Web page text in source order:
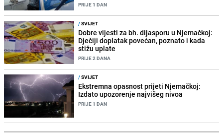
PRIJE 1 DAN
/SVIJET
Dobre vijesti za bh. dijasporu u Njemačkoj:
Dječiji doplatak povećan, poznato i kada
stižu uplate
PRIJE 2 DANA
/SVIJET
Ekstremna opasnost prijeti Njemačkoj:
Izdato upozorenje najvišeg nivoa
PRIJE 1 DAN